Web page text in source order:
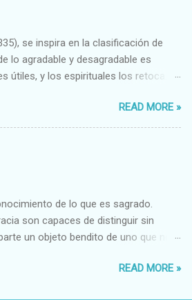
se inspira en la clasificación de
lo agradable y desagradable es
útiles, y los espirituales los retoca.
VITALES Sano-Enfermo Selecto-
Débil,etc. 3 ESPIRITUALES a)
Error Exacto-Aproximado
Morales Bueno-malo Bondadoso-
Relajado Leal-Desleal,etc.
RELIGIOSOS Santo-Pr...
READ MORE »
de lo que es sagrado.
son capaces de distinguir sin
un objeto bendito de uno que no
READ MORE »